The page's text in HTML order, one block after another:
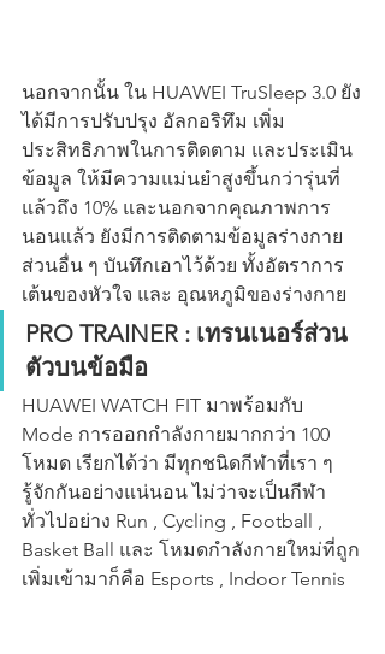
นอกจากนั้น ใน HUAWEI TruSleep 3.0 ยัง
ได้มีการปรับปรุง อัลกอริทึม เพิ่ม
ประสิทธิภาพในการติดตาม และประเมิน
ข้อมูล ให้มีความแม่นยำสูงขึ้นกว่ารุ่นที่
แล้วถึง 10% และนอกจากคุณภาพการ
นอนแล้ว ยังมีการติดตามข้อมูลร่างกาย
ส่วนอื่น ๆ บันทึกเอาไว้ด้วย ทั้งอัตราการ
เต้นของหัวใจ และ อุณหภูมิของร่างกาย
PRO TRAINER : เทรนเนอร์ส่วน
ตัวบนข้อมือ
HUAWEI WATCH FIT มาพร้อมกับ
Mode การออกกำลังกายมากกว่า 100
โหมด เรียกได้ว่า มีทุกชนิดกีฬาที่เรา ๆ
รู้จักกันอย่างแน่นอน ไม่ว่าจะเป็นกีฬา
ทั่วไปอย่าง Run , Cycling , Football ,
Basket Ball และ โหมดกำลังกายใหม่ที่ถูก
เพิ่มเข้ามาก็คือ Esports , Indoor Tennis